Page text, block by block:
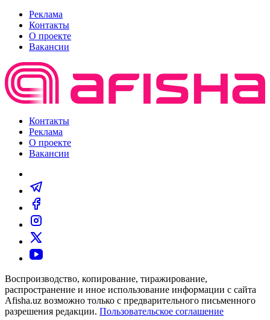
Реклама
Контакты
О проекте
Вакансии
Контакты
Реклама
О проекте
Вакансии
Воспроизводство, копирование, тиражирование,
распространение и иное использование информации с сайта
Afisha.uz возможно только с предварительного письменного
разрешения редакции. Пользовательское соглашение